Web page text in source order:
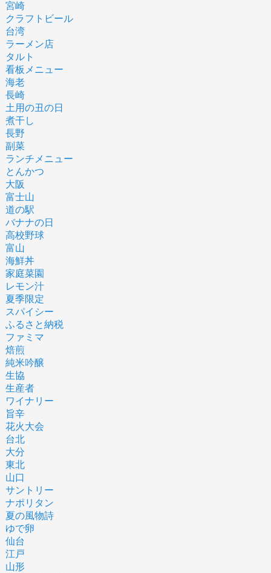
宮崎
クラフトビール
台湾
ラーメン店
タルト
看板メニュー
海老
長崎
土用の丑の日
煮干し
長野
副菜
ランチメニュー
とんかつ
大阪
富士山
道の駅
バナナの日
高校野球
富山
海鮮丼
家庭菜園
レモン汁
夏季限定
スパイシー
ふるさと納税
ファミマ
焙煎
純米吟醸
生協
生産者
ワイナリー
旨辛
花火大会
台北
大分
東北
山口
サントリー
ナポリタン
夏の風物詩
ゆで卵
仙台
江戸
山形